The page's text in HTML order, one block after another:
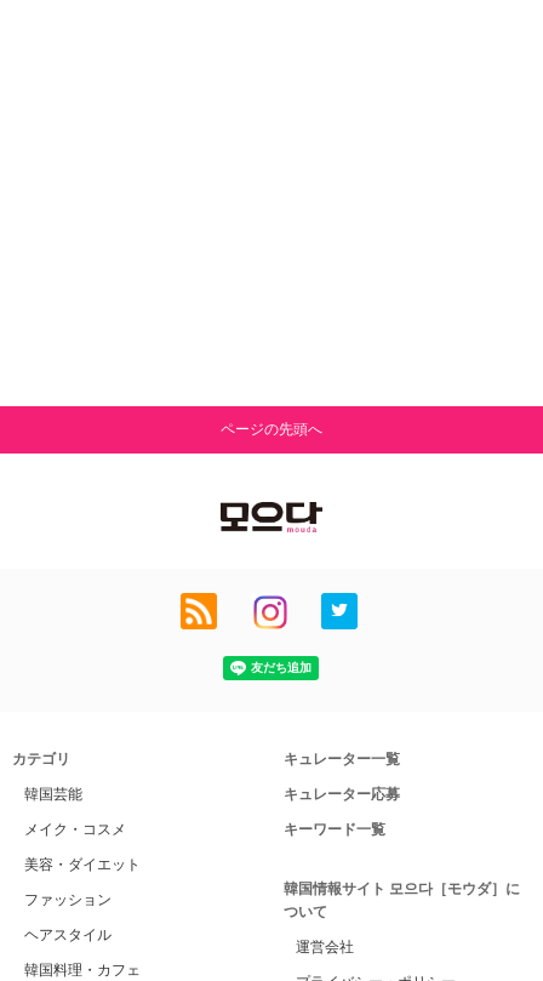
ページの先頭へ
カテゴリ
韓国芸能
メイク・コスメ
美容・ダイエット
ファッション
ヘアスタイル
韓国料理・カフェ
キュレーター一覧
キュレーター応募
キーワード一覧
韓国情報サイト 모으다［モウダ］に
ついて
運営会社